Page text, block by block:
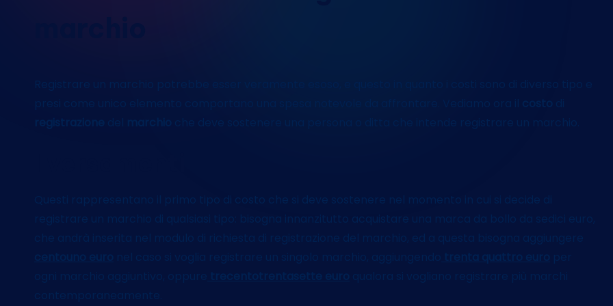
Registrare un marchio potrebbe esser veramente esoso, e questo in quanto i costi sono di diverso tipo e
presi come unico elemento comportano una spesa notevole da affrontare. Vediamo ora il
costo
registrazione
del marchio che deve sostenere una persona o ditta che intende registrare un marchio.
Questi rappresentano il primo tipo di costo che si deve sostenere nel momento in cui si decide di
registrare un marchio di qualsiasi tipo: bisogna innanzitutto acquistare una marca da bollo da sedici euro,
che andrà inserita nel modulo di richiesta di registrazione del marchio, ed a questa bisogna aggiungere
centouno euro
nel caso si voglia registrare un singolo marchio, aggiungendo trenta quattro euro
per
ogni marchio aggiuntivo, oppure trecentotrentasette euro
qualora si vogliano registrare più marchi
contemporaneamente.